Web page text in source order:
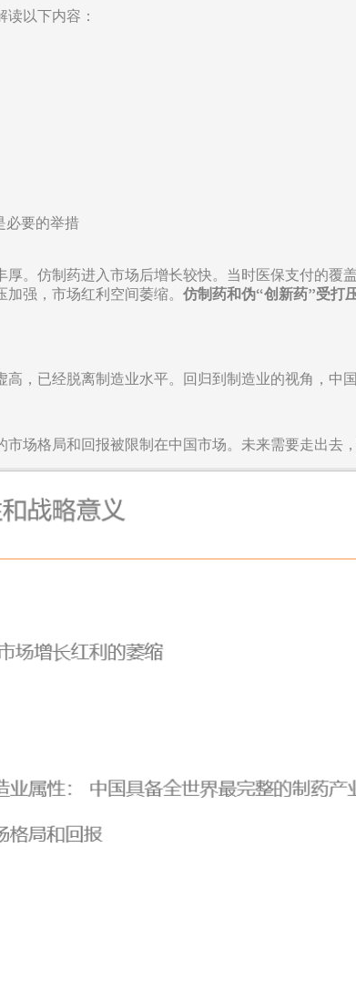
以下内容：
必要的举措
厚。仿制药进入市场后增长较快。当时医保支付的
加强，市场红利空间萎缩。仿制药和伪“创新药”受打
，已经脱离制造业水平。回归到制造业的视角，中
场格局和回报被限制在中国市场。未来需要走出去